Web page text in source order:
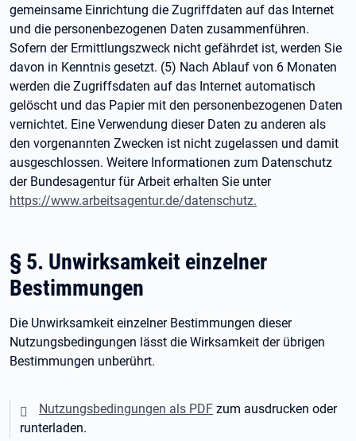
gemeinsame Einrichtung die Zugriffdaten auf das Internet
und die personenbezogenen Daten zusammenführen.
Sofern der Ermittlungszweck nicht gefährdet ist, werden Sie
davon in Kenntnis gesetzt. (5) Nach Ablauf von 6 Monaten
werden die Zugriffsdaten auf das Internet automatisch
gelöscht und das Papier mit den personenbezogenen Daten
vernichtet. Eine Verwendung dieser Daten zu anderen als
den vorgenannten Zwecken ist nicht zugelassen und damit
ausgeschlossen. Weitere Informationen zum Datenschutz
der Bundesagentur für Arbeit erhalten Sie unter
https://www.arbeitsagentur.de/datenschutz.
§ 5. Unwirksamkeit einzelner
Bestimmungen
Die Unwirksamkeit einzelner Bestimmungen dieser
Nutzungsbedingungen lässt die Wirksamkeit der übrigen
Bestimmungen unberührt.
Nutzungsbedingungen als PDF zum ausdrucken oder
runterladen.